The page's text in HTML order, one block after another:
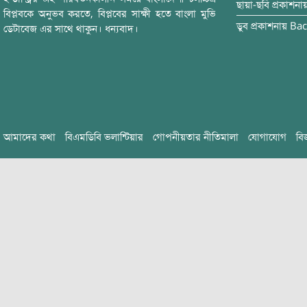
বিপ্লবকে অনুভব করতে, বিপ্লবের সাক্ষী হতে বাংলা মুভি
ডেটাবেজ এর সাথে থাকুন। ধন্যবাদ।
ছায়া-ছবি
ডুব প্রকাশনায়
আমাদের কথা বিএমডিবি ভলান্টিয়ার গোপনীয়তার নীতিমালা যোগাযোগ